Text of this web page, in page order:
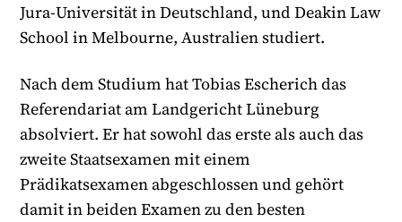
Jura-Universität in Deutschland, und Deakin Law
School in Melbourne, Australien studiert.
Nach dem Studium hat Tobias Escherich das
Referendariat am Landgericht Lüneburg
absolviert. Er hat sowohl das erste als auch das
zweite Staatsexamen mit einem
Prädikatsexamen abgeschlossen und gehört
damit in beiden Examen zu den besten